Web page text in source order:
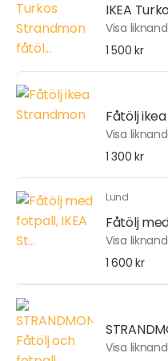
IKEA
Visa
1 500 kr
Fåtölj
Visa
1 300 kr
Lund
Fåtölj
Visa
1 600 kr
Visa